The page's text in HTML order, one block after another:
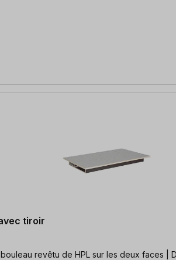
tiroir
de travail en multiplex bouleau revêtu de HPL